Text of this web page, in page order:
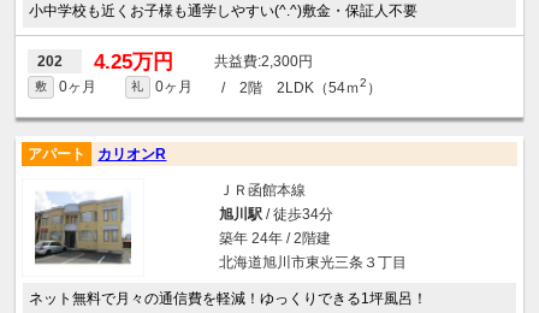
小中学校も近くお子様も通学しやすい(^.^)敷金・保証人不要
202 4.25万円 2,300円
敷 0ヶ月 礼 0ヶ月 / 2階 2LDK（54ｍ2 ）
アパート カリオンR
ＪＲ函館本線
旭川駅/ 徒歩34分
築年 24年 / 2階建
北海道旭川市東光三条３丁目
ネット無料で月々の通信費を軽減！ゆっくりできる1坪風呂！